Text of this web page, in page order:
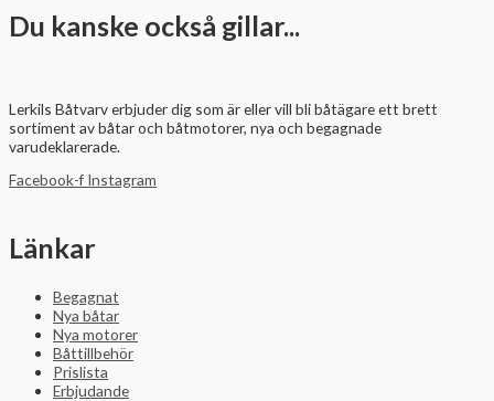
Du kanske också gillar...
Lerkils Båtvarv erbjuder dig som är eller vill bli båtägare ett brett
sortiment av båtar och båtmotorer, nya och begagnade
varudeklarerade.
Facebook-f Instagram
Länkar
Begagnat
Nya båtar
Nya motorer
Båttillbehör
Prislista
Erbjudande